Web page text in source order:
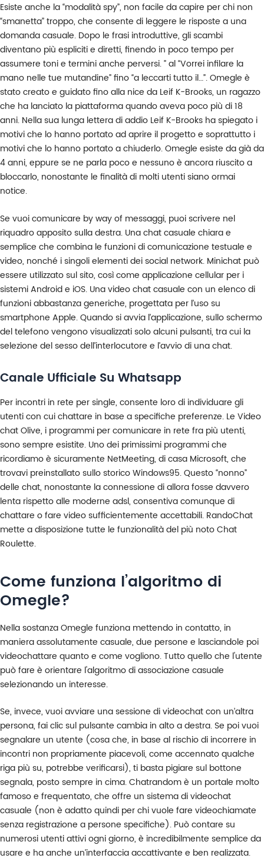
Esiste anche la “modalità spy”, non facile da capire per chi non
“smanetta” troppo, che consente di leggere le risposte a una
domanda casuale. Dopo le frasi introduttive, gli scambi
diventano più espliciti e diretti, finendo in poco tempo per
assumere toni e termini anche perversi. ” al “Vorrei infilare la
mano nelle tue mutandine” fino “a leccarti tutto il…”. Omegle è
stato creato e guidato fino alla nice da Leif K-Brooks, un ragazzo
che ha lanciato la piattaforma quando aveva poco più di 18
anni. Nella sua lunga lettera di addio Leif K-Brooks ha spiegato i
motivi che lo hanno portato ad aprire il progetto e soprattutto i
motivi che lo hanno portato a chiuderlo. Omegle esiste da già da
4 anni, eppure se ne parla poco e nessuno è ancora riuscito a
bloccarlo, nonostante le finalità di molti utenti siano ormai
notice.
Se vuoi comunicare by way of messaggi, puoi scrivere nel
riquadro apposito sulla destra. Una chat casuale chiara e
semplice che combina le funzioni di comunicazione testuale e
video, nonché i singoli elementi dei social network. Minichat può
essere utilizzato sul sito, così come applicazione cellular per i
sistemi Android e iOS. Una video chat casuale con un elenco di
funzioni abbastanza generiche, progettata per l’uso su
smartphone Apple. Quando si avvia l’applicazione, sullo schermo
del telefono vengono visualizzati solo alcuni pulsanti, tra cui la
selezione del sesso dell’interlocutore e l’avvio di una chat.
Canale Ufficiale Su Whatsapp
Per incontri in rete per single, consente loro di individuare gli
utenti con cui chattare in base a specifiche preferenze. Le Video
chat Olive, i programmi per comunicare in rete fra più utenti,
sono sempre esistite. Uno dei primissimi programmi che
ricordiamo è sicuramente NetMeeting, di casa Microsoft, che
trovavi preinstallato sullo storico Windows95. Questo “nonno”
delle chat, nonostante la connessione di allora fosse davvero
lenta rispetto alle moderne adsl, consentiva comunque di
chattare o fare video sufficientemente accettabili. RandoChat
mette a disposizione tutte le funzionalità del più noto Chat
Roulette.
Come funziona l’algoritmo di
Omegle?
Nella sostanza Omegle funziona mettendo in contatto, in
maniera assolutamente casuale, due persone e lasciandole poi
videochattare quanto e come vogliono. Tutto quello che l'utente
può fare è orientare l'algoritmo di associazione casuale
selezionando un interesse.
Se, invece, vuoi avviare una sessione di videochat con un’altra
persona, fai clic sul pulsante cambia in alto a destra. Se poi vuoi
segnalare un utente (cosa che, in base al rischio di incorrere in
incontri non propriamente piacevoli, come accennato qualche
riga più su, potrebbe verificarsi), ti basta pigiare sul bottone
segnala, posto sempre in cima. Chatrandom è un portale molto
famoso e frequentato, che offre un sistema di videochat
casuale (non è adatto quindi per chi vuole fare videochiamate
senza registrazione a persone specifiche). Può contare su
numerosi utenti attivi ogni giorno, è incredibilmente semplice da
usare e ha anche un’interfaccia accattivante e ben realizzata.